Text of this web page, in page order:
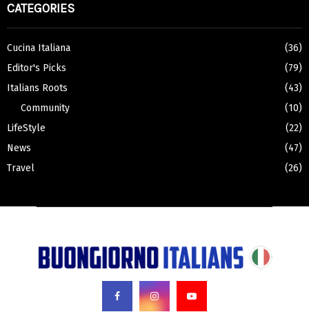
CATEGORIES
Cucina Italiana
(36)
Editor's Picks
(79)
Italians Roots
(43)
Community
(10)
LifeStyle
(22)
News
(47)
Travel
(26)